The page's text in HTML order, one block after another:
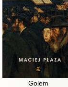
Golem